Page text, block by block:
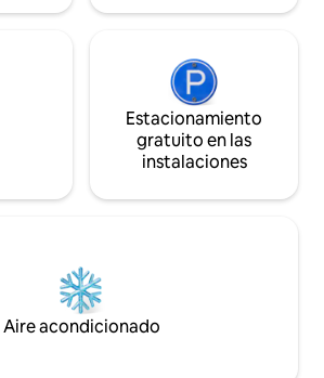
Estacionamiento
gratuito en las
instalaciones
Aire acondicionado